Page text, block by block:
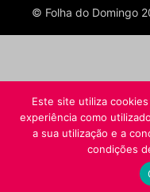
© Folha do Domingo
Este site utiliza
experiência como
a sua utilização e a
condições